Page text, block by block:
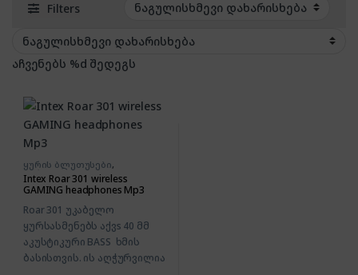
Filters
აჩვენებს %d შედეგს
ყურის ბლუთუსები,
ყურსასმენები
Intex Roar 301 wireless
GAMING headphones Mp3
Roar 301 უკაბელო
ყურსასმენებს აქვs 40 მმ
აკუსტიკური BASS ხმის
ბასისთვის. ის აღჭურვილია